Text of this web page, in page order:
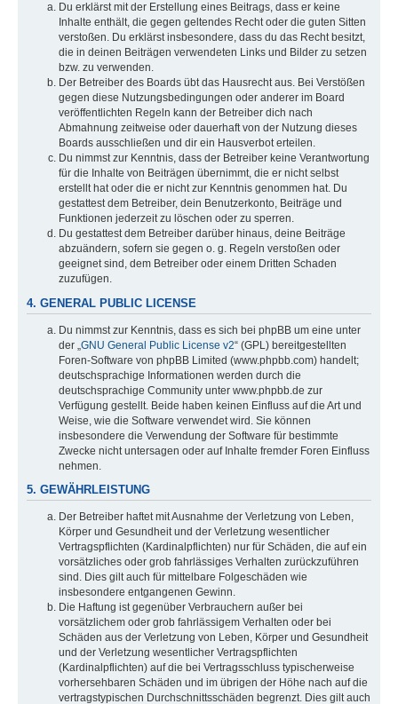
Du erklärst mit der Erstellung eines Beitrags, dass er keine
Inhalte enthält, die gegen geltendes Recht oder die guten Sitten
verstoßen. Du erklärst insbesondere, dass du das Recht besitzt,
die in deinen Beiträgen verwendeten Links und Bilder zu setzen
bzw. zu verwenden.
Der Betreiber des Boards übt das Hausrecht aus. Bei Verstößen
gegen diese Nutzungsbedingungen oder anderer im Board
veröffentlichten Regeln kann der Betreiber dich nach
Abmahnung zeitweise oder dauerhaft von der Nutzung dieses
Boards ausschließen und dir ein Hausverbot erteilen.
Du nimmst zur Kenntnis, dass der Betreiber keine Verantwortung
für die Inhalte von Beiträgen übernimmt, die er nicht selbst
erstellt hat oder die er nicht zur Kenntnis genommen hat. Du
gestattest dem Betreiber, dein Benutzerkonto, Beiträge und
Funktionen jederzeit zu löschen oder zu sperren.
Du gestattest dem Betreiber darüber hinaus, deine Beiträge
abzuändern, sofern sie gegen o. g. Regeln verstoßen oder
geeignet sind, dem Betreiber oder einem Dritten Schaden
zuzufügen.
4. GENERAL PUBLIC LICENSE
Du nimmst zur Kenntnis, dass es sich bei phpBB um eine unter
der „ GNU General Public License v2“ (GPL) bereitgestellten
Foren-Software von phpBB Limited (www.phpbb.com) handelt;
deutschsprachige Informationen werden durch die
deutschsprachige Community unter www.phpbb.de zur
Verfügung gestellt. Beide haben keinen Einfluss auf die Art und
Weise, wie die Software verwendet wird. Sie können
insbesondere die Verwendung der Software für bestimmte
Zwecke nicht untersagen oder auf Inhalte fremder Foren Einfluss
nehmen.
5. GEWÄHRLEISTUNG
Der Betreiber haftet mit Ausnahme der Verletzung von Leben,
Körper und Gesundheit und der Verletzung wesentlicher
Vertragspflichten (Kardinalpflichten) nur für Schäden, die auf ein
vorsätzliches oder grob fahrlässiges Verhalten zurückzuführen
sind. Dies gilt auch für mittelbare Folgeschäden wie
insbesondere entgangenen Gewinn.
Die Haftung ist gegenüber Verbrauchern außer bei
vorsätzlichem oder grob fahrlässigem Verhalten oder bei
Schäden aus der Verletzung von Leben, Körper und Gesundheit
und der Verletzung wesentlicher Vertragspflichten
(Kardinalpflichten) auf die bei Vertragsschluss typischerweise
vorhersehbaren Schäden und im übrigen der Höhe nach auf die
vertragstypischen Durchschnittsschäden begrenzt. Dies gilt auch